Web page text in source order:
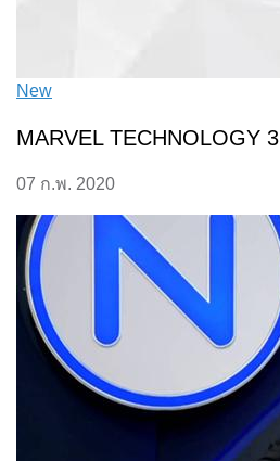
New
MARVEL TECHNOLOGY 3
07 ก.พ. 2020